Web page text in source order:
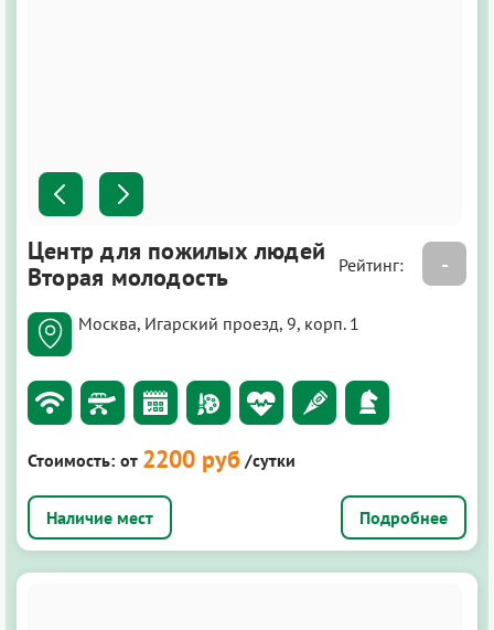
Центр для пожилых людей
Вторая молодость
Рейтинг: -
Москва, Игарский проезд, 9, корп. 1
Стоимость: от 2200 руб /сутки
Подробнее